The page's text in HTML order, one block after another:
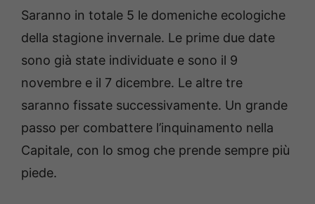
Saranno in totale 5 le domeniche ecologiche
della stagione invernale. Le prime due date
sono già state individuate e sono il 9
novembre e il 7 dicembre. Le altre tre
saranno fissate successivamente. Un grande
passo per combattere l’inquinamento nella
Capitale, con lo smog che prende sempre più
piede.